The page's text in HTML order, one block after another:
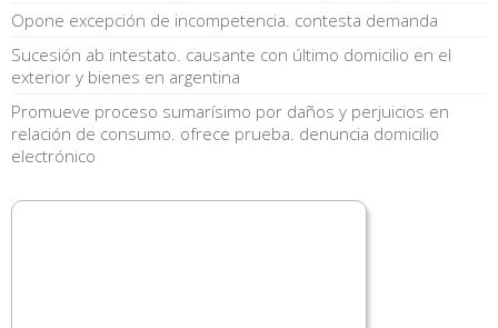
Opone excepción de incompetencia. contesta demanda
Sucesión ab intestato. causante con último domicilio en el
exterior y bienes en argentina
Promueve proceso sumarísimo por daños y perjuicios en
relación de consumo. ofrece prueba. denuncia domicilio
electrónico